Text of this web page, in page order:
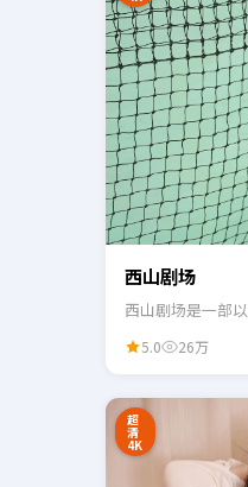
西山剧场
西山剧场是一部
5.0 26万
超
清
4K